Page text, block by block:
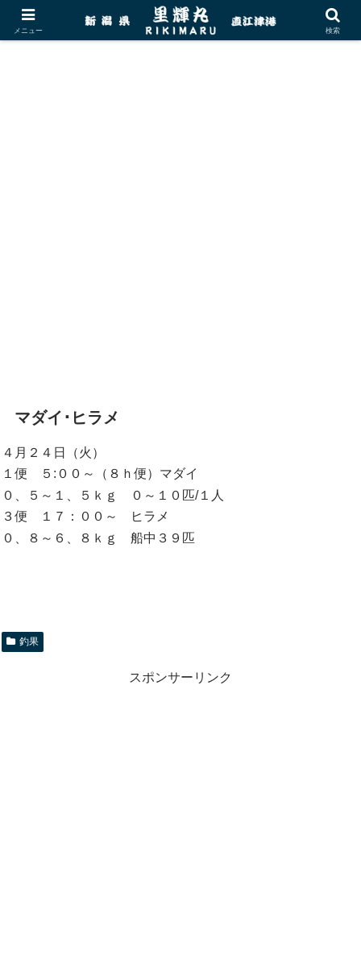
マダイ･ヒラメ
４月２４日（火）
１便 ５:００～（８ｈ便）マダイ
０、５～１、５ｋｇ ０～１０匹/１人
３便 １７：００～ ヒラメ
０、８～６、８ｋｇ 船中３９匹
釣果
スポンサーリンク
メニュー 検索